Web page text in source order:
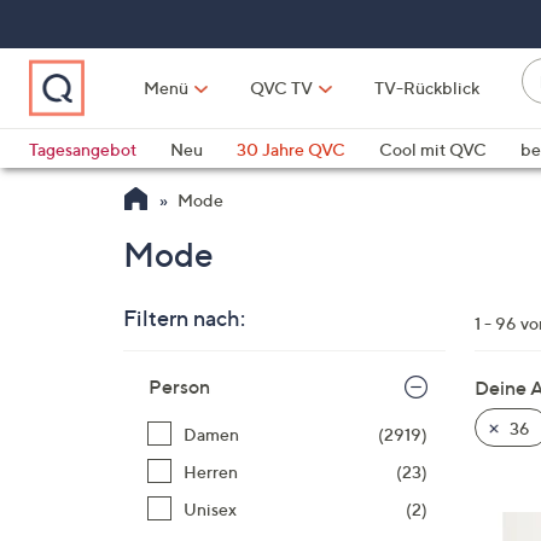
springen
Menü QVC TV TV-Rückblick
Tagesangebot
Neu 30 Jahre QVC Cool mit QVC
QLINARISCH
Mode
Mode
Filtern nach:
Produktliste
Person
Damen
(2919)
Herren
(23)
Unisex
(2)
1 - 96
Deine
36